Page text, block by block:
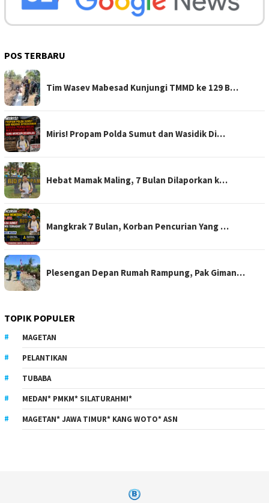
POS TERBARU
Tim Wasev Mabesad Kunjungi TMMD ke 129 B…
Miris! Propam Polda Sumut dan Wasidik Di…
Hebat Mamak Maling, 7 Bulan Dilaporkan k…
Mangkrak 7 Bulan, Korban Pencurian Yang …
Plesengan Depan Rumah Rampung, Pak Giman…
TOPIK POPULER
MAGETAN
PELANTIKAN
TUBABA
MEDAN* PMKM* SILATURAHMI*
MAGETAN* JAWA TIMUR* KANG WOTO* ASN